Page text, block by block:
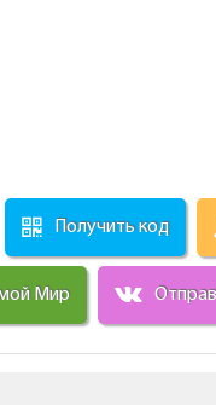
Получить код
Мир